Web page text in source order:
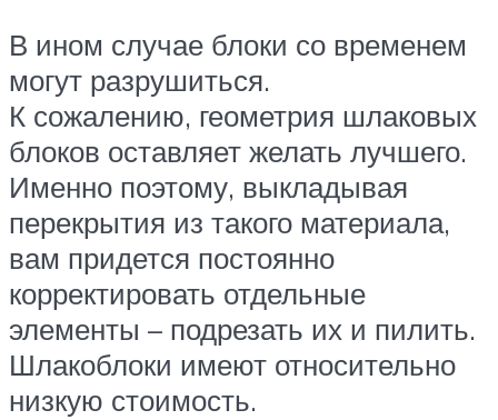
В ином случае блоки со временем
могут разрушиться.
К сожалению, геометрия шлаковых
блоков оставляет желать лучшего.
Именно поэтому, выкладывая
перекрытия из такого материала,
вам придется постоянно
корректировать отдельные
элементы – подрезать их и пилить.
Шлакоблоки имеют относительно
низкую стоимость.